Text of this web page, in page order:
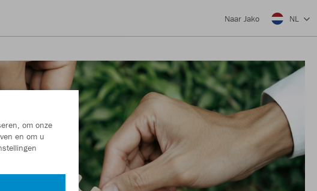
Naar Jako NL
om onze
en om u